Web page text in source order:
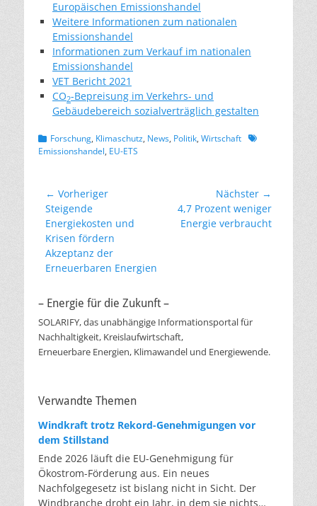
Europäischen Emissionshandel
Weitere Informationen zum nationalen
Emissionshandel
Informationen zum Verkauf im nationalen
Emissionshandel
VET Bericht 2021
CO2-Bepreisung im Verkehrs- und
Gebäudebereich sozialverträglich gestalten
Kategorien
Forschung, Klimaschutz, News, Politik, Wirtschaft Schlagworte
Emissionshandel, EU-ETS
Beitragsnavigation
← Vorheriger
Vorheriger
Beitrag:
Steigende
Energiekosten und
Krisen fördern
Akzeptanz der
Erneuerbaren Energien
Nächster →
Nächster
Beitrag:
4,7 Prozent weniger
Energie verbraucht
– Energie für die Zukunft –
SOLARIFY, das unabhängige Informationsportal für
Nachhaltigkeit, Kreislaufwirtschaft,
Erneuerbare Energien, Klimawandel und Energiewende.
Verwandte Themen
Windkraft trotz Rekord-Genehmigungen vor
dem Stillstand
Ende 2026 läuft die EU-Genehmigung für
Ökostrom-Förderung aus. Ein neues
Nachfolgegesetz ist bislang nicht in Sicht. Der
Windbranche droht ein Jahr, in dem sie nichts